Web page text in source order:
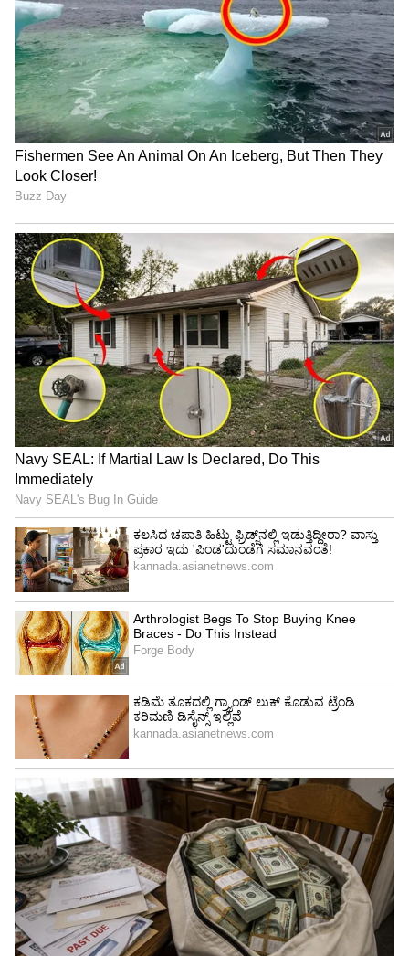
ಡಿ.ಕೆ.ಸುರೇಶ್ ಸೋಲಿಂದ ಕ್ಷೇತ್ರದ ಜನರಿಗೆ ಪಶ್ಚಾತ್ತಾಪ:
ಶಾಸಕ ಎಚ್.ಸಿ.ಬಾಲಕೃಷ್ಣ
ಸಮುದ್ರ ಪ್ರಕ್ಷುಬ್ದ:
ಭಾಗದಲ್ಲಿ ಸಮುದ್ರ ಪ್ರಕ್ಷುಬ್ದಗೊಂಡಿದೆ. ಸಮುದ್ರ ಅಲೆಗಳ
ಅಬ್ಬರಕ್ಕೆ ಈಗಾಗಲೇ ಕುಳಾಯಿಯಲ್ಲಿ ನಿರ್ಮಾಣ ಹಂತದ
ಮೀನುಗಾರಿಕಾ ಬಂದರಿನ ಕಲ್ಲುಗಳು ಕೊಚ್ಚಿಹೋಗಿವೆ. ಭಾರೀ
ಅಲೆಗಳ ಅಬ್ಬರಕ್ಕೆ ಬ್ರೇಕ್ ವಾಟರ್ ಕಾಮಗಾರಿ ಸಮುದ್ರ
ಪಾಲಾಗಿದೆ. ಸುಮಾರು 196 ಕೋಟಿ ರು. ವೆಚ್ಚದಲ್ಲಿ ಹೊಸ
ಮೀನುಗಾರಿಕಾ ಬಂದರು ನಿರ್ಮಾಣವಾಗುತ್ತಿದ್ದು, ನಿರ್ಮಾಣ
ಕಾಮಗಾರಿಯ ಭಾಗವಾಗಿ ಸಮುದ್ರದಲ್ಲಿ ಬ್ರೇಕ್ ವಾಟರ್
ಕಾಮಗಾರಿ ನಡೆಸಲಾಗಿತ್ತು. ಸಮುದ್ರದ ಮೇಲ್ಮೈಗೆ ಭಾರೀ
ಗಾತ್ರದ ಕಲ್ಲುಗಳನ್ನು ಹಾಕಲಾಗಿತ್ತು. ಆದರೆ ಜಟ್ಟಿಯ ಬ್ರೇಕ್‌
ವಾಟರ್‌ನ ಒಂದು ಭಾಗ ಸಮುದ್ರದ ಅಬ್ಬರಕ್ಕೆ ಕೊಚ್ಚಿಹೋಗಿದೆ.